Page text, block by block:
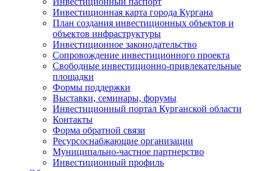
Инвестиционная карта города Кургана
План создания инвестиционных объектов и
объектов инфраструктуры
Инвестиционное законодательство
Сопровождение инвестиционного проекта
Свободные инвестиционно-привлекательные
площадки
Формы поддержки
Выставки, семинары, форумы
Инвестиционный портал Курганской области
Контакты
Форма обратной связи
Ресурсоснабжающие организации
Муниципально-частное партнерство
Инвестиционный профиль